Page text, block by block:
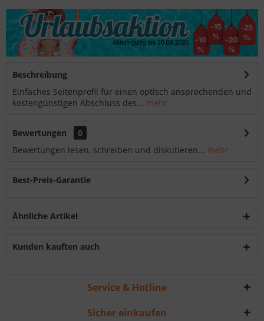
Beschreibung
Einfaches Seitenprofil für einen optisch ansprechenden und
kostengünstigen Abschluss des... mehr
Bewertungen
0
Bewertungen lesen, schreiben und diskutieren... mehr
Best-Preis-Garantie
Ähnliche Artikel
Kunden kauften auch
Service & Hotline
Sicher einkaufen